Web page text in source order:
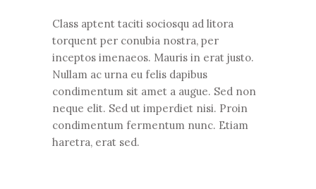
Class aptent taciti sociosqu ad litora
torquent per conubia nostra, per
inceptos imenaeos. Mauris in erat justo.
Nullam ac urna eu felis dapibus
condimentum sit amet a augue. Sed non
neque elit. Sed ut imperdiet nisi. Proin
condimentum fermentum nunc. Etiam
haretra, erat sed.